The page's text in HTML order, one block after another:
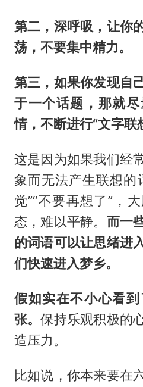
第二，深呼吸，让你
荡，不要集中精力。
第三，如果你发现自
于一个话题，那就
情，不断进行“文字联
这是因为如果我们经
象而无法产生联想的
觉”“不要再想了”，
态，难以平静。 而一
的词语可以让思绪进
们快速进入梦乡。
假如实在不小心看
张。保持乐观积极的
造压力。
比如说，你本来要在